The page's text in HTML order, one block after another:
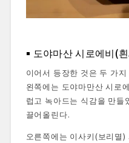
도야마산 시로에비(
이어서 등장한 것은 두 가
왼쪽에는 도야마만산 시로
럽고 녹아드는 식감을 만
끌어올린다.
오른쪽에는 이사키(보리멸